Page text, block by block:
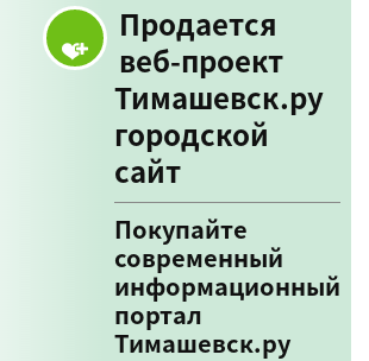
Продается
веб-проект
Тимашевск.ру
городской
сайт
Покупайте
современный
информационный
портал
Тимашевск.ру